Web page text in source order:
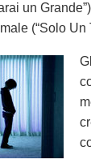
un
(“Solo Un